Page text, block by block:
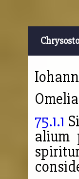
75.1.1
alium